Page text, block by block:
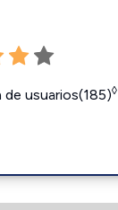
usuarios(185)◊